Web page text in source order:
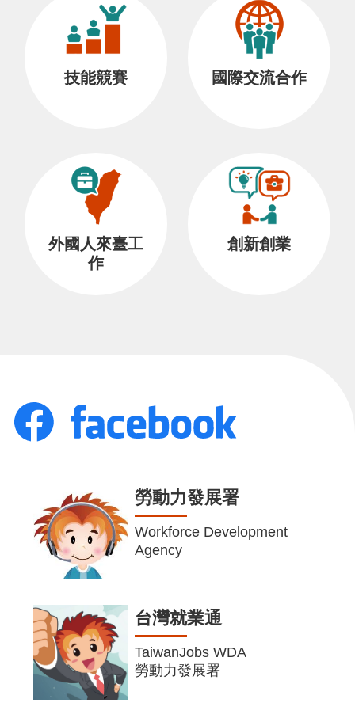
技能競賽 國際交流合作
外國人來臺工
作
創新創業
勞動力發展署
Workforce Development
Agency
台灣就業通
TaiwanJobs WDA
勞動力發展署